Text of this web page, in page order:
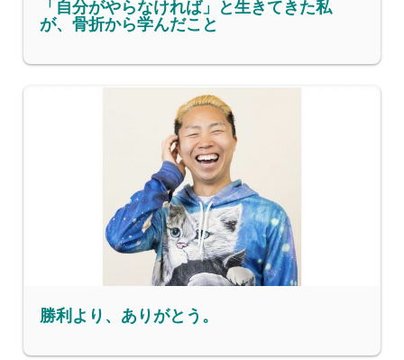
「自分がやらなければ」と生きてきた私
が、骨折から学んだこと
勝利より、ありがとう。